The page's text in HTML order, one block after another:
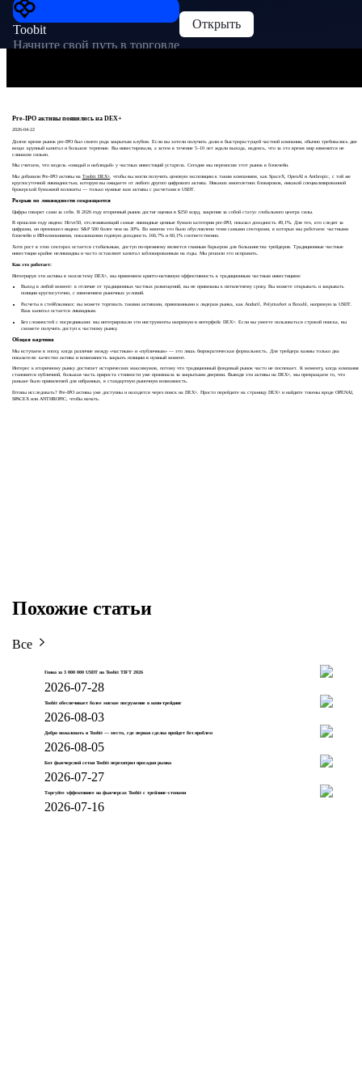
Toobit
Начните свой путь в торговле
Открыть
Pre-IPO активы появились на DEX+
2026-04-22
Долгое время рынок pre-IPO был своего рода закрытым клубом. Если вы хотели получить долю в быстрорастущей частной компании, обычно требовались две
вещи: крупный капитал и большое терпение. Вы инвестировали, а затем в течение 5–10 лет ждали выхода, надеясь, что за это время мир изменится не
слишком сильно.
Мы считаем, что модель «ожидай и наблюдай» у частных инвестиций устарела. Сегодня мы переносим этот рынок в блокчейн.
Мы добавили Pre-IPO активы на Toobit DEX+, чтобы вы могли получить ценовую экспозицию к таким компаниям, как SpaceX, OpenAI и Anthropic, с той же
круглосуточной ликвидностью, которую вы ожидаете от любого другого цифрового актива. Никаких многолетних блокировок, никакой специализированной
брокерской бумажной волокиты — только нужные вам активы с расчетами в USDT.
Разрыв по ликвидности сокращается
Цифры говорят сами за себя. В 2026 году вторичный рынок достиг оценки в $250 млрд, закрепив за собой статус глобального центра силы.
В прошлом году индекс Hiive50, отслеживающий самые ликвидные ценные бумаги категории pre-IPO, показал доходность 49,1%. Для тех, кто следит за
цифрами, он превзошел индекс S&P 500 более чем на 30%. Во многом это было обусловлено теми самыми секторами, в которых мы работаем: частными
блокчейн и ИИ-компаниями, показавшими годовую доходность 166,7% и 60,1% соответственно.
Хотя рост в этих секторах остается стабильным, доступ по-прежнему является главным барьером для большинства трейдеров. Традиционные частные
инвестиции крайне неликвидны и часто оставляют капитал заблокированным на годы. Мы решили это исправить.
Как это работает:
Интегрируя эти активы в экосистему DEX+, мы применяем крипто-нативную эффективность к традиционным частным инвестициям:
Выход в любой момент: в отличие от традиционных частных размещений, вы не привязаны к пятилетнему сроку. Вы можете открывать и закрывать
позиции круглосуточно, с изменением рыночных условий.
Расчеты в стейблкоинах: вы можете торговать такими активами, привязанными к лидерам рынка, как Anduril, Polymarket и Boxabl, напрямую за USDT.
Ваш капитал остается ликвидным.
Без сложностей с посредниками: мы интегрировали эти инструменты напрямую в интерфейс DEX+. Если вы умеете пользоваться строкой поиска, вы
сможете получить доступ к частному рынку.
Общая картина
Мы вступаем в эпоху, когда различие между «частным» и «публичным» — это лишь бюрократическая формальность. Для трейдера важны только два
показателя: качество актива и возможность закрыть позицию в нужный момент.
Интерес к вторичному рынку достигает исторических максимумов, потому что традиционный фондовый рынок часто не поспевает. К моменту, когда компания
становится публичной, большая часть прироста стоимости уже произошла за закрытыми дверями. Выводя эти активы на DEX+, мы превращаем то, что
раньше было привилегией для избранных, в стандартную рыночную возможность.
Готовы исследовать? Pre-IPO активы уже доступны и находятся через поиск на DEX+. Просто перейдите на страницу DEX+ и найдите токены вроде OPENAI,
SPACEX или ANTHROPIC, чтобы начать.
Похожие статьи
Все
Гонка за 3 000 000 USDT на Toobit TIFT 2026
2026-07-28
Toobit обеспечивает более мягкое погружение в копи-трейдинг
2026-08-03
Добро пожаловать в Toobit — место, где первая сделка пройдет без проблем
2026-08-05
Бот фьючерсной сетки Toobit перехитрил просадки рынка
2026-07-27
Торгуйте эффективнее на фьючерсах Toobit с трейлинг-стопами
2026-07-16